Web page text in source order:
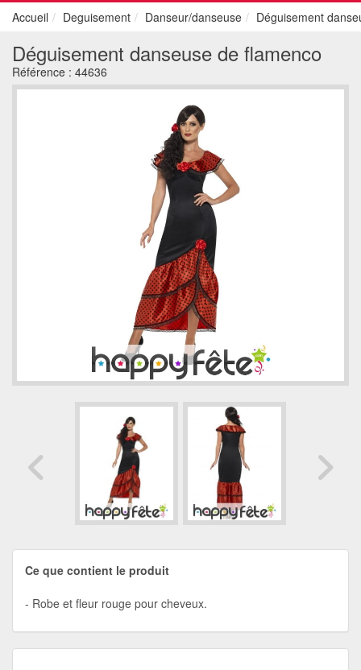
Accueil Deguisement Danseur/danseuse Déguisement
Déguisement danseuse de flamenco
Référence : 44636
Ce que contient le produit
Robe et fleur rouge pour cheveux.